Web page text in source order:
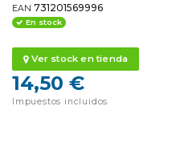
EAN 731201569996
En stock
Ver stock en tienda
14,50 €
Impuestos incluidos